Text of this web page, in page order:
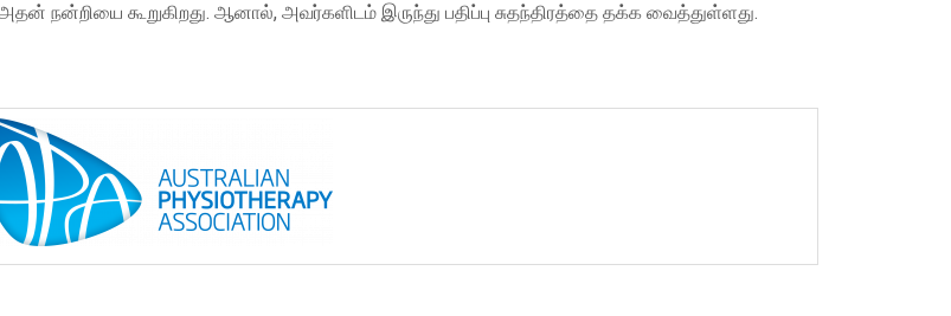
நன்றியை கூறுகிறது. ஆனால், அவர்களிடம் இருந்து பதிப்பு சுதந்திரத்தை தக்க வைத்துள்ளது.